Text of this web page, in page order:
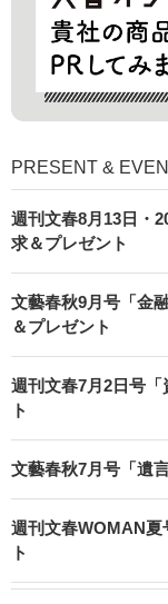
PRESENT &
週刊文春8月13日・
求＆プレゼント
文藝春秋9月号「金
＆プレゼント
週刊文春7月2日号
ト
文藝春秋7月号「遺
週刊文春WOMAN夏
ト